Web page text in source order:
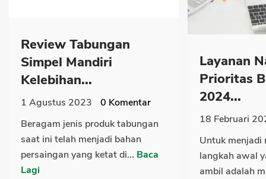
Review Tabungan
Simpel Mandiri
Kelebihan...
1 Agustus 2023 0 Komentar
Beragam jenis produk tabungan
saat ini telah menjadi bahan
persaingan yang ketat di... Baca
Lagi
Layanan
Prioritas
2024...
18 Februari
Untuk menjadi
langkah awal
ambil adalah